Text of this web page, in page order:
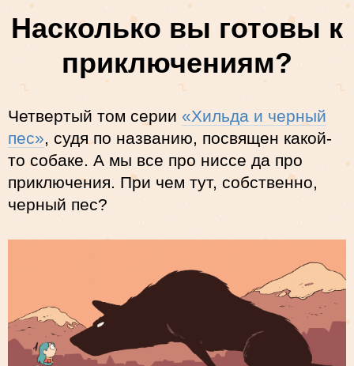
Насколько вы готовы к
приключениям?
Четвертый том серии «Хильда и черный
пес», судя по названию, посвящен какой-
то собаке. А мы все про ниссе да про
приключения. При чем тут, собственно,
черный пес?